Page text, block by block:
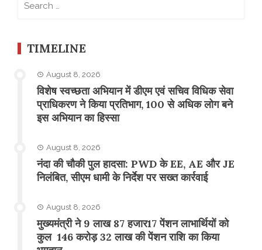
TIMELINE
August 8, 2026
विशेष स्वच्छता अभियान में डीएम एवं सचिव विधिक सेवा
प्राधिकरण ने किया प्रतिभाग, 100 से अधिक लोग बने
इस अभियान का हिस्सा
August 8, 2026
नंदा की चौकी पुल हादसा: PWD के EE, AE और JE
निलंबित, सीएम धामी के निर्देश पर सख्त कार्रवाई
August 8, 2026
मुख्यमंत्री ने 9 लाख 87 हजार17 पेंशन लाभार्थियों को
कुल 146 करोड़ 32 लाख की पेंशन राशि का किया